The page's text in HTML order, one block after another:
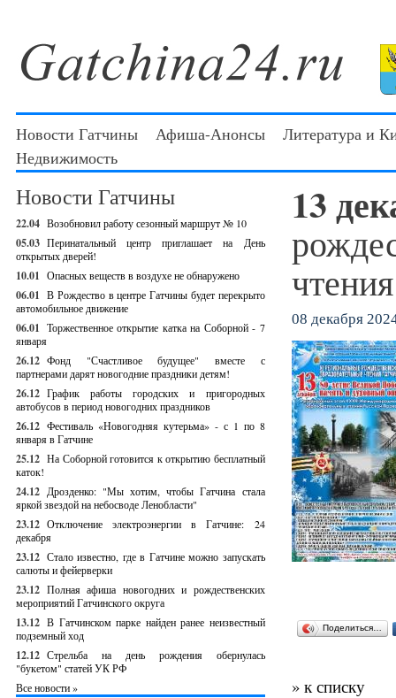
Новости Гатчины Афиша-Анонсы
Литература и
Недвижимость
Новости Гатчины
22.04 Возобновил работу сезонный маршрут № 10
05.03 Перинатальный центр приглашает на День
открытых дверей!
10.01 Опасных веществ в воздухе не обнаружено
06.01 В Рождество в центре Гатчины будет перекрыто
автомобильное движение
06.01 Торжественное открытие катка на Соборной - 7
января
26.12 Фонд "Счастливое будущее" вместе с
партнерами дарят новогодние праздники детям!
26.12 График работы городских и пригородных
автобусов в период новогодних праздников
26.12 Фестиваль «Новогодняя кутерьма» - с 1 по 8
января в Гатчине
25.12 На Соборной готовится к открытию бесплатный
каток!
24.12 Дрозденко: "Мы хотим, чтобы Гатчина стала
яркой звездой на небосводе Ленобласти"
23.12 Отключение электроэнергии в Гатчине: 24
декабря
23.12 Стало известно, где в Гатчине можно запускать
салюты и фейерверки
23.12 Полная афиша новогодних и рождественских
мероприятий Гатчинского округа
13.12 В Гатчинском парке найден ранее неизвестный
подземный ход
12.12 Стрельба на день рождения обернулась
"букетом" статей УК РФ
Все новости »
13
08 декабря
Поделиться…
» к списку